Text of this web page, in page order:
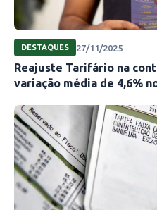
DESTAQUES 27/11/2025
Reajuste Tarifário na
variação média de 4,6%